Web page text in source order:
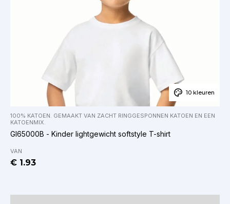
10 kleuren
100% KATOEN. GEMAAKT VAN ZACHT RINGGESPONNEN KATOEN EN EEN
KATOENMIX.
GI65000B - Kinder lightgewicht softstyle T-shirt
VAN
€ 1.93